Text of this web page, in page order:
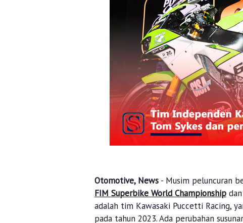
Otomotive, News - Musim peluncuran
FIM Superbike World Championship
adalah tim Kawasaki Puccetti Racing,
pada tahun 2023. Ada perubahan